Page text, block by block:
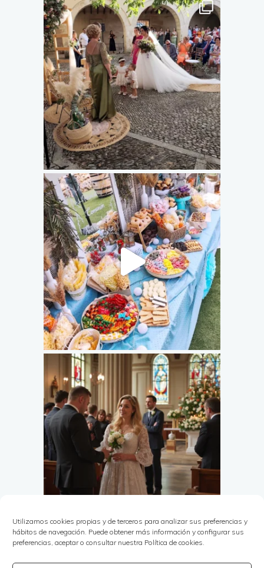
Utilizamos cookies propias y de terceros para analizar sus preferencias y
hábitos de navegación. Puede obtener más información y configurar sus
preferencias, aceptar o consultar nuestra Política de cookies.